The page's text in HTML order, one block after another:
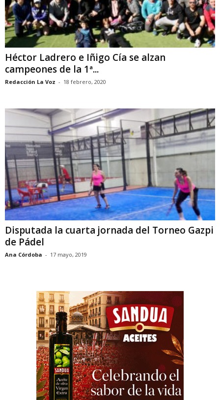
Héctor Ladrero e Iñigo Cía se alzan
campeones de la 1ª...
Redacción La Voz - 18 febrero, 2020
Disputada la cuarta jornada del Torneo Gazpi
de Pádel
Ana Córdoba - 17 mayo, 2019